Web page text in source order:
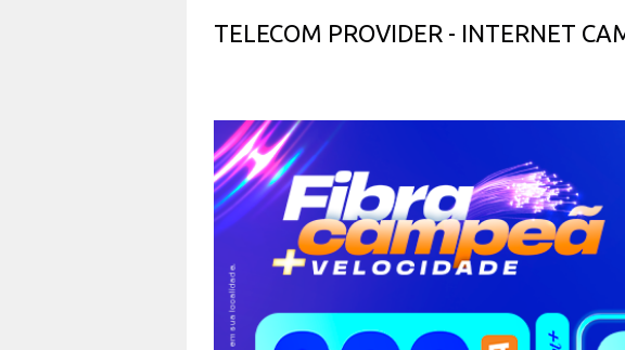
TELECOM PROVIDER - INTERNET